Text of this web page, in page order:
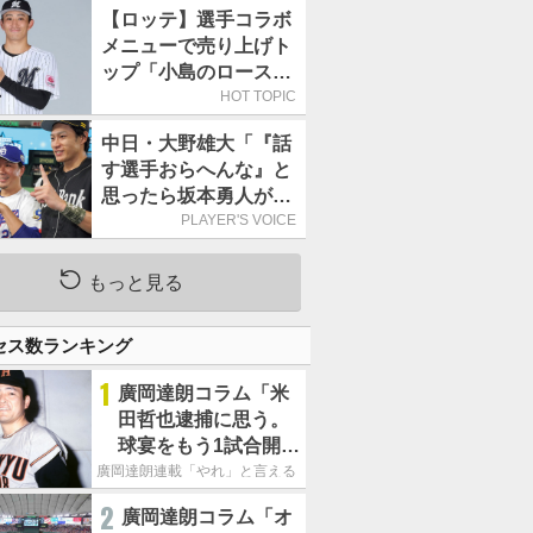
【ロッテ】選手コラボ
メニューで売り上げト
ップ「小島のロースト
ビーフ丼」が4年連続
HOT TOPIC
中日・大野雄大「『話
す選手おらへんな』と
思ったら坂本勇人が来
た！」／オールスター
PLAYER'S VOICE
もっと見る
ス数ランキング
1 廣岡達朗コラム「米
田哲也逮捕に思う。
球宴をもう1試合開催
でOB救済を」
廣岡達朗連載「やれ」と言える信念
2 廣岡達朗コラム「オ